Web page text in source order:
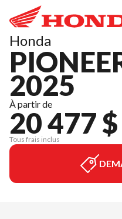
Honda
2025
À partir de
20 477 $
Tous frais inclus